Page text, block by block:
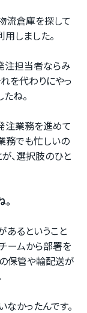
流倉庫を探して
しました。
注担当者ならみ
を代わりにやっ
ね。
注業務を進めて
務でも忙しいの
、選択肢のひと
あるということ
ームから部署を
保管や輸配送が
かったんです。